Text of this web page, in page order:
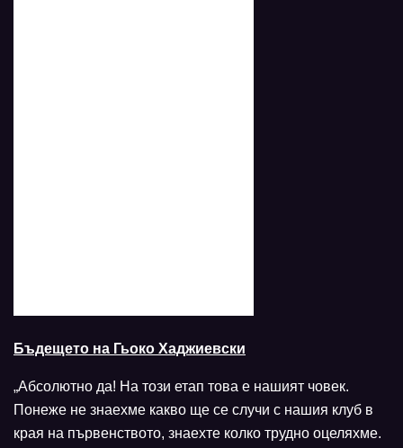
Бъдещето на Гьоко Хаджиевски
„Абсолютно да! На този етап това е нашият човек.
Понеже не знаехме какво ще се случи с нашия клуб в
края на първенството, знаехте колко трудно оцеляхме.